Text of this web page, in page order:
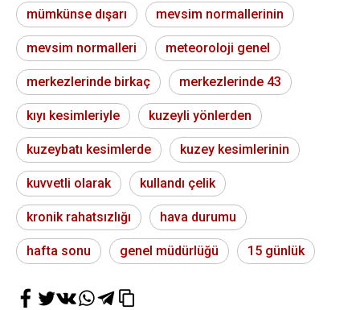
mümkünse dışarı mevsim normallerinin
mevsim normalleri meteoroloji genel
merkezlerinde birkaç merkezlerinde 43
kıyı kesimleriyle kuzeyli yönlerden
kuzeybatı kesimlerde kuzey kesimlerinin
kuvvetli olarak kullandı çelik
kronik rahatsızlığı hava durumu
hafta sonu genel müdürlüğü 15 günlük